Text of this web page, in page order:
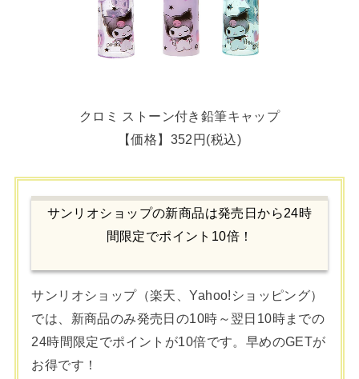
クロミ ストーン付き鉛筆キャップ
【価格】352円(税込)
サンリオショップの新商品は発売日から24時
間限定でポイント10倍！
サンリオショップ（楽天、Yahoo!ショッピング）
では、新商品のみ発売日の10時～翌日10時までの
24時間限定でポイントが10倍です。早めのGETが
お得です！